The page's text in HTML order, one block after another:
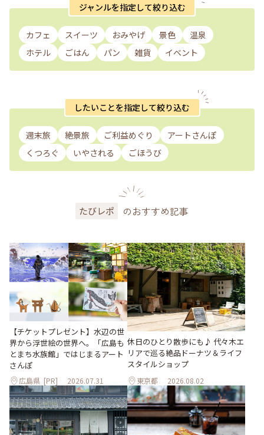
ジャンルを指定して絞り込む
カフェ スイーツ おみやげ 景色
温泉
ホテル
ごはん パン 雑貨 イベント
したいことを指定して絞り込む
週末旅 絶景旅 ご利益めぐり
アートさんぽ
くつろぐ
いやされる ごほうび
たびレポ のおすすめ記事
【チケットプレゼント】水辺の世
界から浮世絵の世界へ。「広島も
とまち水族館」ではじまるアート
さんぽ
広島県 [PR] 2026.07.31
休日のひとり散歩にも♪ 代々木エ
リアで巡る絶品ドーナツ＆ライフ
スタイルショップ
東京都 2026.08.02